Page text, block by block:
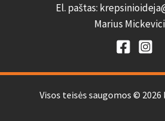
El. paštas:
Marius
Visos teisės saugomos ©